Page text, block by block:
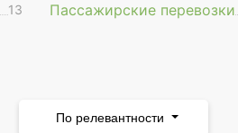
13
Пассажирские перевозки
По релевантности